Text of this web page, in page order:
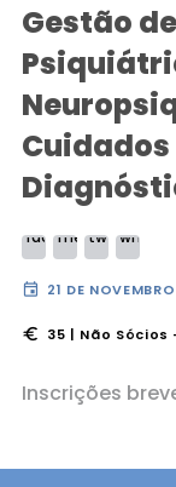
Gestão
event 21 DE
euro 35 | Não
Inscrições